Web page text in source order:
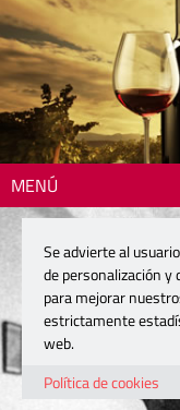
MENÚ
Se advierte al
de personalización y
para mejorar
estrictamente
web.
Política de cookies